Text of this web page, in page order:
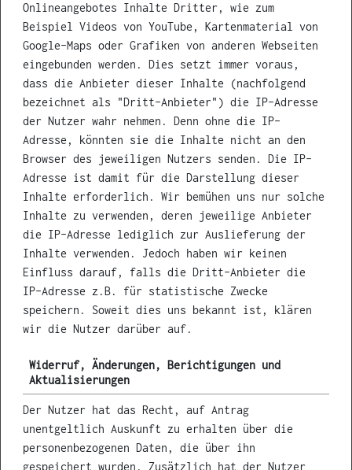
Onlineangebotes Inhalte Dritter, wie zum
Beispiel Videos von YouTube, Kartenmaterial von
Google-Maps oder Grafiken von anderen Webseiten
eingebunden werden. Dies setzt immer voraus,
dass die Anbieter dieser Inhalte (nachfolgend
bezeichnet als "Dritt-Anbieter") die IP-Adresse
der Nutzer wahr nehmen. Denn ohne die IP-
Adresse, könnten sie die Inhalte nicht an den
Browser des jeweiligen Nutzers senden. Die IP-
Adresse ist damit für die Darstellung dieser
Inhalte erforderlich. Wir bemühen uns nur solche
Inhalte zu verwenden, deren jeweilige Anbieter
die IP-Adresse lediglich zur Auslieferung der
Inhalte verwenden. Jedoch haben wir keinen
Einfluss darauf, falls die Dritt-Anbieter die
IP-Adresse z.B. für statistische Zwecke
speichern. Soweit dies uns bekannt ist, klären
wir die Nutzer darüber auf.
Widerruf, Änderungen, Berichtigungen und
Aktualisierungen
Der Nutzer hat das Recht, auf Antrag
unentgeltlich Auskunft zu erhalten über die
personenbezogenen Daten, die über ihn
gespeichert wurden. Zusätzlich hat der Nutzer